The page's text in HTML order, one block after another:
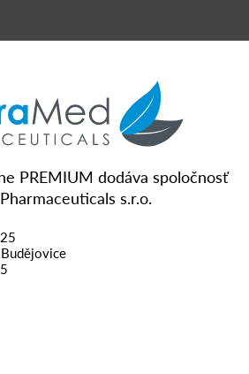
PREMIUM dodáva spoločnosť
s.r.o.